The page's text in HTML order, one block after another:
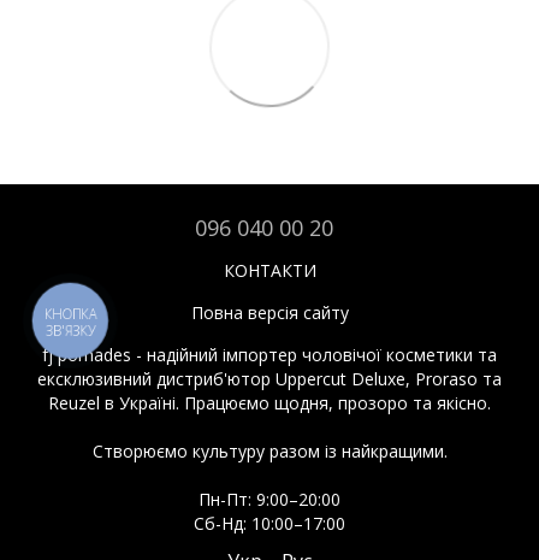
096 040 00 20
КОНТАКТИ
Повна версія сайту
fj pomades - надійний імпортер чоловічої косметики та
ексклюзивний дистриб'ютор Uppercut Deluxe, Proraso та
Reuzel в Україні. Працюємо щодня, прозоро та якісно.
Створюємо культуру разом із найкращими.
Пн-Пт: 9:00–20:00
Сб-Нд: 10:00–17:00
КНОПКА
ЗВ'ЯЗКУ